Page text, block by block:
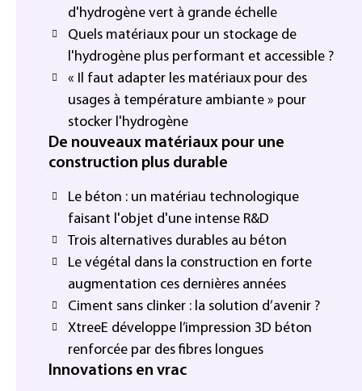
d'hydrogène vert à grande échelle
Quels matériaux pour un stockage de
l'hydrogène plus performant et accessible ?
« Il faut adapter les matériaux pour des
usages à température ambiante » pour
stocker l'hydrogène
De nouveaux matériaux pour une
construction plus durable
Le béton : un matériau technologique
faisant l'objet d'une intense R&D
Trois alternatives durables au béton
Le végétal dans la construction en forte
augmentation ces dernières années
Ciment sans clinker : la solution d’avenir ?
XtreeE développe l’impression 3D béton
renforcée par des fibres longues
Innovations en vrac